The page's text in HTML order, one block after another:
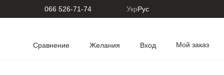
066 526-71-74 УкрРус
Сравнение Желания Вход Мой заказ